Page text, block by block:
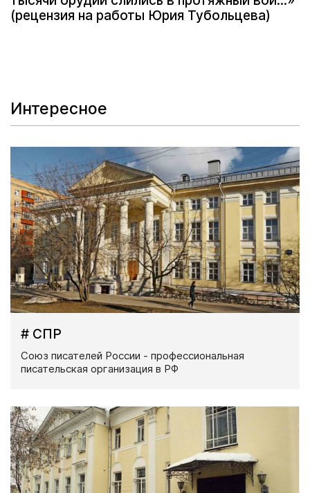
(рецензия на работы Юрия Тубольцева)
Интересное
# СПР
Союз писателей России - профессиональная
писательская организация в РФ